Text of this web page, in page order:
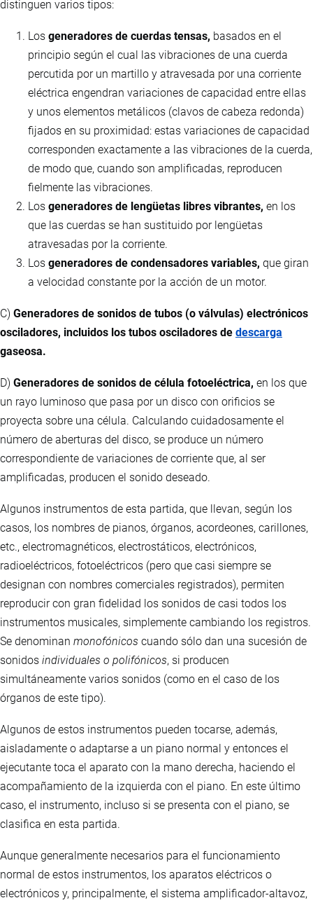
distinguen varios tipos:
Los generadores de cuerdas tensas, basados en el
principio según el cual las vibraciones de una cuerda
percutida por un martillo y atravesada por una corriente
eléctrica engendran variaciones de capacidad entre ellas
y unos elementos metálicos (clavos de cabeza redonda)
fijados en su proximidad: estas variaciones de capacidad
corresponden exactamente a las vibraciones de la cuerda,
de modo que, cuando son amplificadas, reproducen
fielmente las vibraciones.
Los generadores de lengüetas libres vibrantes, en los
que las cuerdas se han sustituido por lengüetas
atravesadas por la corriente.
Los generadores de condensadores variables, que giran
a velocidad constante por la acción de un motor.
C) Generadores de sonidos de tubos (o válvulas) electrónicos
osciladores, incluidos los tubos osciladores de descarga
gaseosa.
D) Generadores de sonidos de célula fotoeléctrica, en los que
un rayo luminoso que pasa por un disco con orificios se
proyecta sobre una célula. Calculando cuidadosamente el
número de aberturas del disco, se produce un número
correspondiente de variaciones de corriente que, al ser
amplificadas, producen el sonido deseado.
Algunos instrumentos de esta partida, que llevan, según los
casos, los nombres de pianos, órganos, acordeones, carillones,
etc., electromagnéticos, electrostáticos, electrónicos,
radioeléctricos, fotoeléctricos (pero que casi siempre se
designan con nombres comerciales registrados), permiten
reproducir con gran fidelidad los sonidos de casi todos los
instrumentos musicales, simplemente cambiando los registros.
Se denominan monofónicos cuando sólo dan una sucesión de
sonidos individuales o polifónicos, si producen
simultáneamente varios sonidos (como en el caso de los
órganos de este tipo).
Algunos de estos instrumentos pueden tocarse, además,
aisladamente o adaptarse a un piano normal y entonces el
ejecutante toca el aparato con la mano derecha, haciendo el
acompañamiento de la izquierda con el piano. En este último
caso, el instrumento, incluso si se presenta con el piano, se
clasifica en esta partida.
Aunque generalmente necesarios para el funcionamiento
normal de estos instrumentos, los aparatos eléctricos o
electrónicos y, principalmente, el sistema amplificador-altavoz,